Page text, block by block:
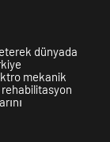
dünyada
mekanik